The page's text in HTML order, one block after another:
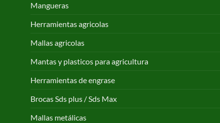
Mangueras
Herramientas agricolas
Mallas agricolas
Mantas y plasticos para agricultura
Herramientas de engrase
Brocas Sds plus / Sds Max
Mallas metálicas